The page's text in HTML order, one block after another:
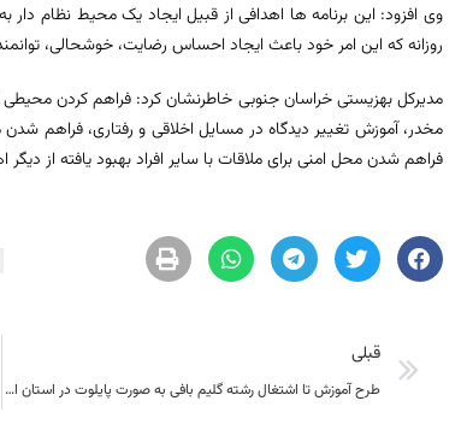
وی افزود: این برنامه ‌ها اهدافی از قبیل ایجاد یک محیط نظام
روزانه که این امر خود باعث ایجاد احساس رضایت، خوشحالی،
مدیرکل بهزیستی خراسان‌ جنوبی خاطرنشان کرد: فراهم کردن محیطی
مخدر، آموزش تغییر دیدگاه در مسایل اخلاقی و رفتاری، فراهم
فراهم شدن محل امنی برای ملاقات با سایر افراد بهبود یافته از
قبلی
طرح آموزش تا اشتغال رشته گلیم بافی به صورت پايلوت در استان اجرا مي شود